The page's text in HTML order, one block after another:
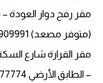
مقر رفح دوار العودة
(متوفر مصعد) 0597909991.
مقر القرارة شارع
– الطابق الأرضي 0595677774.